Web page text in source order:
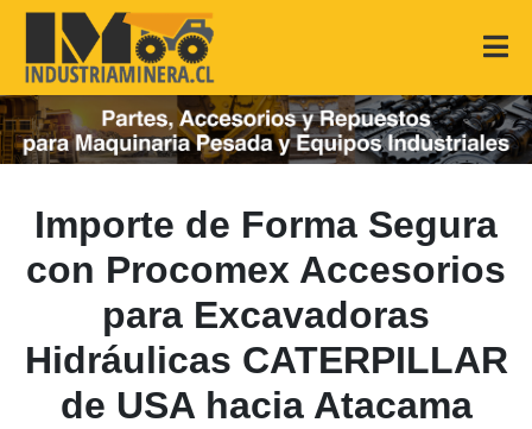
Importe de Forma Segura
con Procomex Accesorios
para Excavadoras
Hidráulicas CATERPILLAR
de USA hacia Atacama